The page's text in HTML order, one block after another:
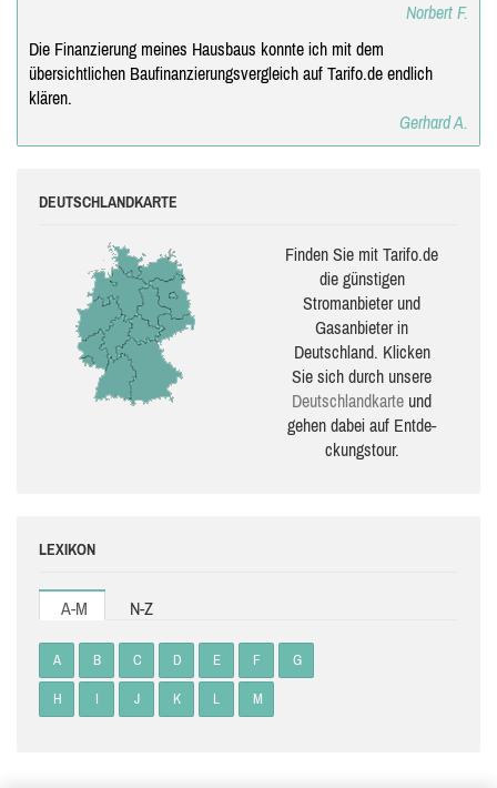
Norbert F.
Die Finanzierung meines Hausbaus konnte ich mit dem
übersichtlichen Baufinanzierungsvergleich auf Tarifo.de endlich
klären.
Gerhard A.
DEUTSCHLANDKARTE
Finden Sie mit Tarifo.de
die güns­ti­gen
Stromanbieter und
Gasanbieter in
Deutschland. Klicken
Sie sich durch unsere
Deutsch­land­karte und
gehen dabei auf Ent­de­
ckungs­tour.
LEXIKON
A-M N-Z
A B C D E F G
H I J K L M